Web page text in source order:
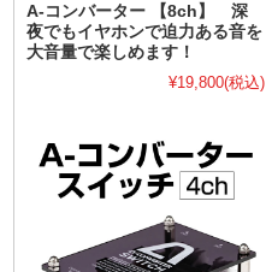
A-コンバーター 【8ch】 深
夜でもイヤホンで迫力ある音を
大音量で楽しめます！
¥19,800(税込)